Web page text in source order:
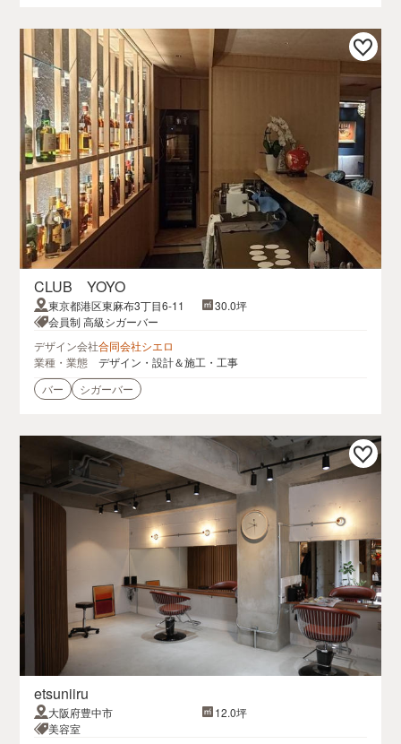
CLUB YOYO
東京都港区東麻布3丁目6-11
30.0坪
会員制 高級シガーバー
デザイン会社合同会社シエロ
業種・業態
デザイン・設計＆施工・工事
バー
シガーバー
etsuniiru
大阪府豊中市
12.0坪
美容室